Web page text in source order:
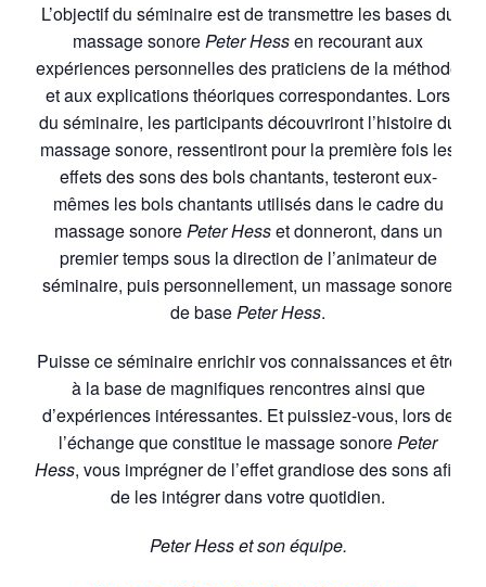
L’objectif du séminaire est de transmettre les bases du
massage sonorePeter Hessen recourant aux
expériences personnelles des praticiens de la méthode
et aux explications théoriques correspondantes. Lors
du séminaire, les participants découvriront l’histoire du
massage sonore, ressentiront pour la première fois les
effets des sons des bols chantants, testeront eux-
mêmes les bols chantants utilisés dans le cadre du
massage sonorePeter Hesset donneront, dans un
premier temps sous la direction de l’animateur de
séminaire, puis personnellement, un massage sonore
de basePeter Hess.
Puisse ce séminaire enrichir vos connaissances et être
à la base de magnifiques rencontres ainsi que
d’expériences intéressantes. Et puissiez-vous, lors de
l’échange que constitue le massage sonorePeter
Hess, vous imprégner de l’effet grandiose des sons afin
de les intégrer dans votre quotidien.
Peter Hess et son équipe.